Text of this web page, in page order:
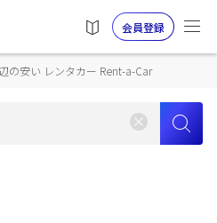
会員登録
の安い レンタカー Rent-a-Car